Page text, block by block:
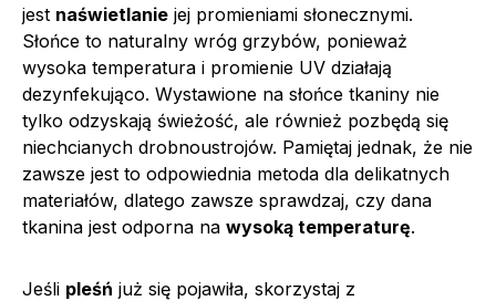
jest naświetlanie jej promieniami słonecznymi.
Słońce to naturalny wróg grzybów, ponieważ
wysoka temperatura i promienie UV działają
dezynfekująco. Wystawione na słońce tkaniny nie
tylko odzyskają świeżość, ale również pozbędą się
niechcianych drobnoustrojów. Pamiętaj jednak, że nie
zawsze jest to odpowiednia metoda dla delikatnych
materiałów, dlatego zawsze sprawdzaj, czy dana
tkanina jest odporna na wysoką temperaturę.
Jeśli pleśń już się pojawiła, skorzystaj z